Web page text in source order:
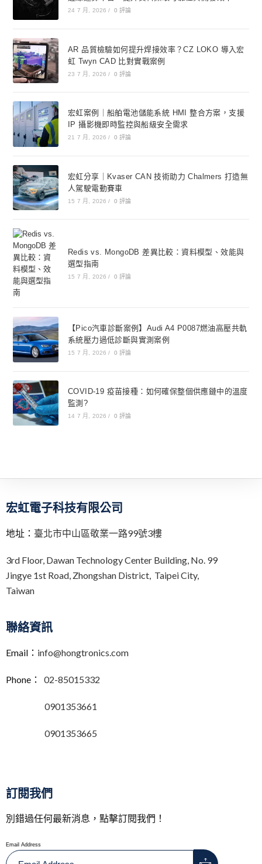
24 7 月, 2026 / 0 評論
AR 品質檢驗如何提升焊接效率？CZ LOKO 導入宏
虹 Twyn CAD 比對實戰案例
23 7 月, 2026 / 0 評論
宏虹案例｜船舶電池儲能系統 HMI 整合方案，支援
IP 攝影機即時監控與船級安全需求
21 7 月, 2026 / 0 評論
宏虹分享｜Kvaser CAN 技術助力 Chalmers 打造無
人駕駛電動賽車
15 7 月, 2026 / 0 評論
Redis vs. MongoDB 差異比較：資料模型、效能與
選型指南
15 7 月, 2026 / 0 評論
【Pico汽車診斷案例】Audi A4 P0087燃油高壓共軌
系統壓力過低診斷與實測案例
15 7 月, 2026 / 0 評論
COVID-19 疫苗接種：如何確保整個供應鏈中的溫度
監測?
14 7 月, 2026 / 0 評論
宏虹電子科技有限公司
地址： 臺北市中山區敬業一路99號3樓
3rd Floor, Dawan Technology Center Building, No. 99
Jingye 1st Road, Zhongshan District, Taipei City,
Taiwan
聯絡資訊
Email： info@hongtronics.com
Phone： 02-85015332
0901353661
0901353665
訂閱我們
別錯過任何最新消息，點擊訂閱我們！
Email Address